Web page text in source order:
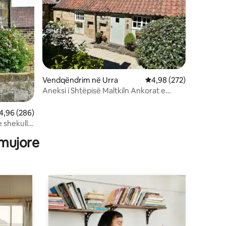
mesatar 4,96 nga 5, 286 vlerësime
(286)
shekullit
Vendqëndrim në Urra Vlerësimi mesatar
4,98 (272)
Aneksi i Shtëpisë Maltkiln Ankorat e